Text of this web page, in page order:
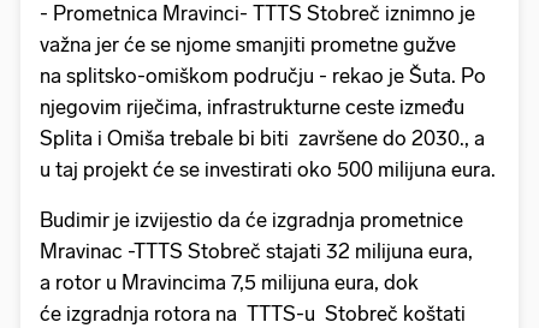
- Prometnica Mravinci- TTTS Stobreč iznimno je
važna jer će se njome smanjiti prometne gužve
na splitsko-omiškom području - rekao je Šuta. Po
njegovim riječima, infrastrukturne ceste između
Splita i Omiša trebale bi biti završene do 2030., a
u taj projekt će se investirati oko 500 milijuna eura.
Budimir je izvijestio da će izgradnja prometnice
Mravinac -TTTS Stobreč stajati 32 milijuna eura,
a rotor u Mravincima 7,5 milijuna eura, dok
će izgradnja rotora na TTTS-u Stobreč koštati